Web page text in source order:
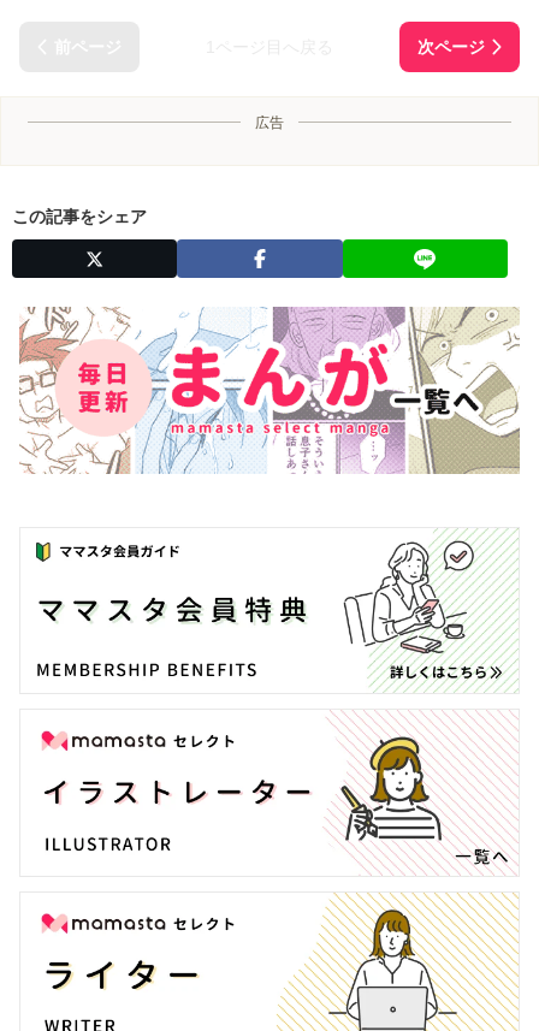
広告
この記事をシェア